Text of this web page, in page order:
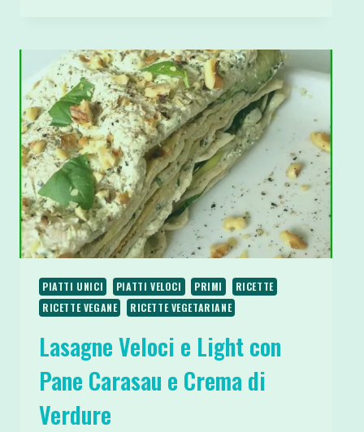
ZUCCHINE
E
PROSCIUTTO
PIATTI UNICI PIATTI VELOCI PRIMI
RICETTE
RICETTE VEGANE
RICETTE VEGETARIANE
Lasagne Veloci e Light con
Pane Carasau e Crema di
Verdure